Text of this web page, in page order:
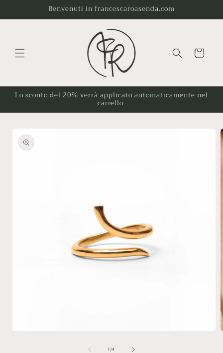
direttamente
ai contenuti
Benvenuti in francescaroasenda.com
Carrello
Lo sconto del 20% verrà applicato automaticamente nel
carrello
informazioni
sul
prodotto
1 /su
4